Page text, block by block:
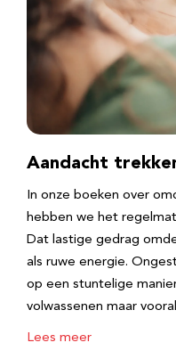
Aandacht
In onze boeken over
hebben we het
Dat lastige gedrag
als ruwe energie.
op een stuntelige
volwassenen maar
Lees meer